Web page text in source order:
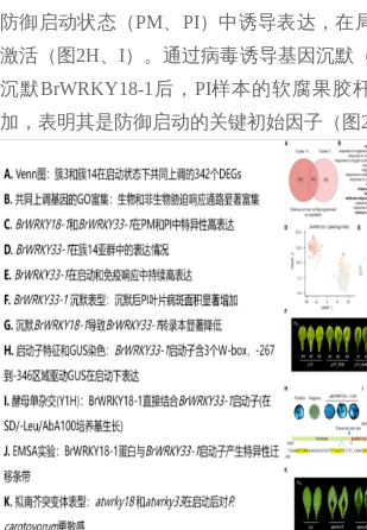
防御启动状态（PM、PI）中诱导表达，在
激活（图2H、I）。通过病毒诱导基因沉默
沉默BrWRKY18-1后，PI样本的软腐果胶
加，表明其是防御启动的关键初始因子（图